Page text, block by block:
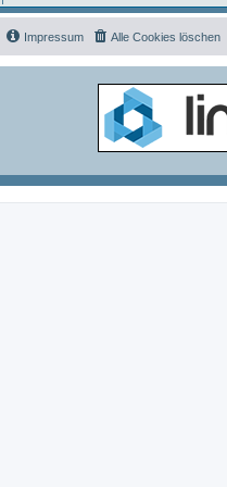
r
Alle Cookies löschen
Impressum